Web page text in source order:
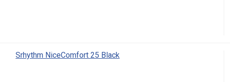
Srhythm NiceComfort 25 Black